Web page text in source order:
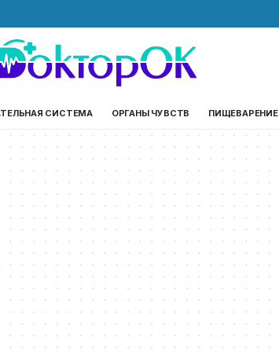
СИСТЕМА ОРГАНЫ ЧУВСТВ ПИЩЕВАРЕНИЕ